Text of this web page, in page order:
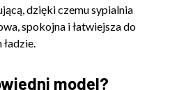
dzięki czemu sypialnia
spokojna i łatwiejsza do
model?